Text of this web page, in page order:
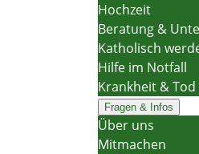
Hochzeit
Beratung &
Katholisch
Hilfe im Notfall
Krankheit & Tod
Fragen & Infos
Über uns
Mitmachen